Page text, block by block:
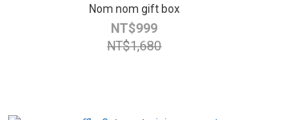
Nom nom gift box
NT$999
NT$1,680